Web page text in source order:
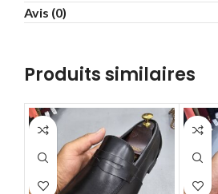
Avis (0)
Produits similaires